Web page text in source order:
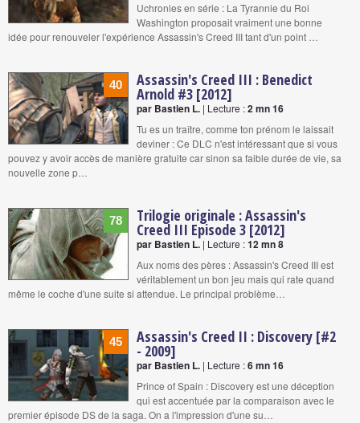
Uchronies en série : La Tyrannie du Roi
Washington proposait vraiment une bonne
idée pour renouveler l'expérience Assassin's Creed III tant d'un point …
40 Assassin's Creed III : Benedict
Arnold #3 [2012]
par Bastien L. | Lecture :2 mn 16
Tu es un traître, comme ton prénom le laissait
deviner : Ce DLC n'est intéressant que si vous
pouvez y avoir accès de manière gratuite car sinon sa faible durée de vie, sa
nouvelle zone p…
78 Trilogie originale : Assassin's
Creed III Episode 3 [2012]
par Bastien L. | Lecture :12 mn 8
Aux noms des pères : Assassin's Creed III est
véritablement un bon jeu mais qui rate quand
même le coche d'une suite si attendue. Le principal problème…
45 Assassin's Creed II : Discovery [#2
- 2009]
par Bastien L. | Lecture :6 mn 16
Prince of Spain : Discovery est une déception
qui est accentuée par la comparaison avec le
premier épisode DS de la saga. On a l'impression d'une su…